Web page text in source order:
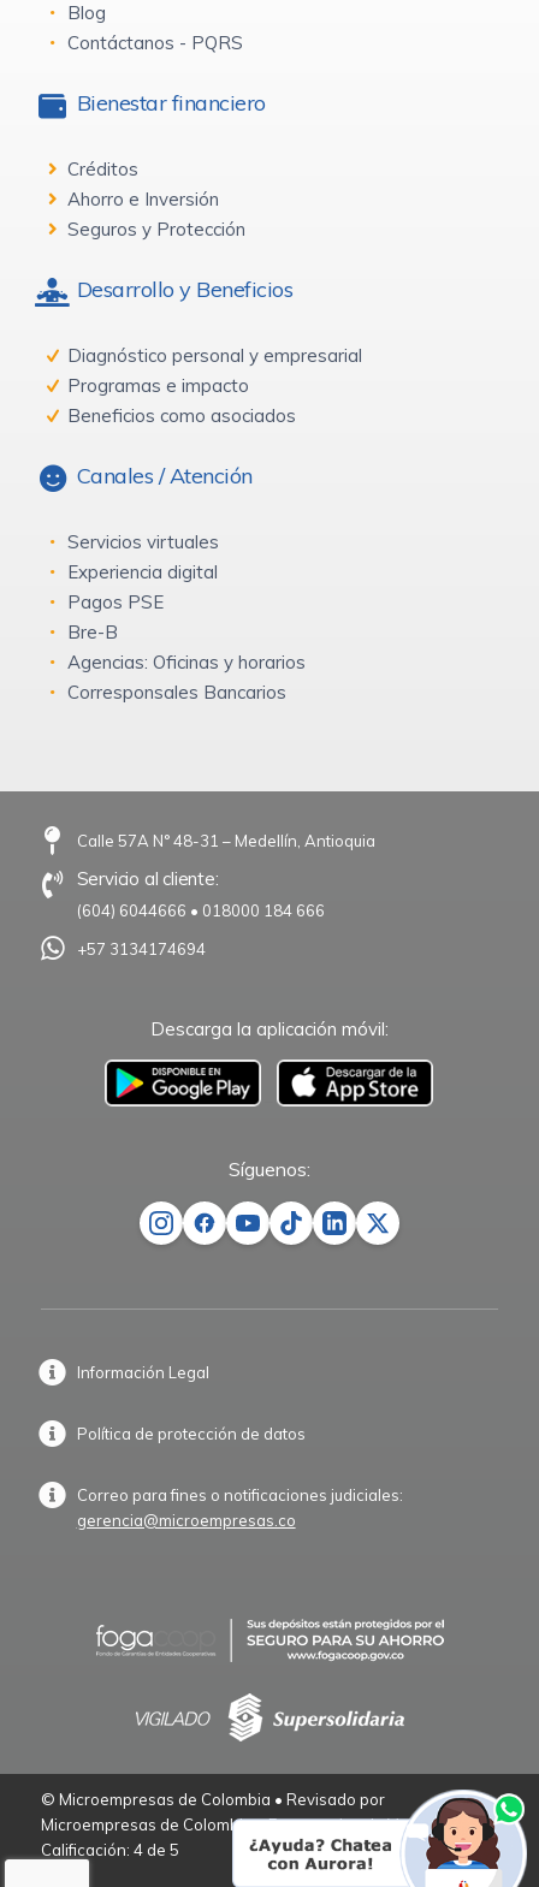
Blog
Contáctanos - PQRS
Bienestar financiero
Créditos
Ahorro e Inversión
Seguros y Protección
Desarrollo y Beneficios
Diagnóstico personal y empresarial
Programas e impacto
Beneficios como asociados
Canales / Atención
Servicios virtuales
Experiencia digital
Pagos PSE
Bre-B
Agencias: Oficinas y horarios
Corresponsales Bancarios
Calle 57A N° 48-31 – Medellín, Antioquia
Servicio al cliente:
(604) 6044666 • 018000 184 666
+57 3134174694
Descarga la aplicación móvil:
–
Síguenos:
Información Legal
Política de protección de datos
Correo para fines o notificaciones judiciales:
gerencia@microempresas.co
© Microempresas de Colombia • Revisado por
Microempresas de Colombia – Empresarios de Verdad.
Calificación: 4 de 5